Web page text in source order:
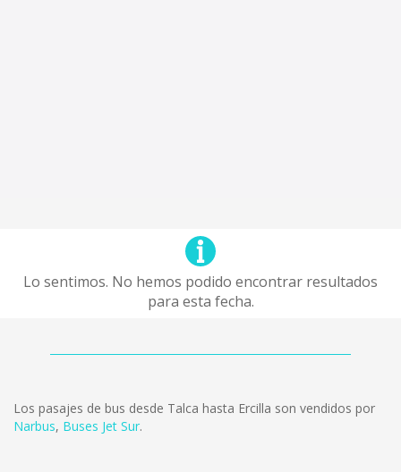
Lo sentimos. No hemos podido encontrar resultados
para esta fecha.
Los pasajes de bus desde Talca hasta Ercilla son vendidos por
Narbus, Buses Jet Sur.